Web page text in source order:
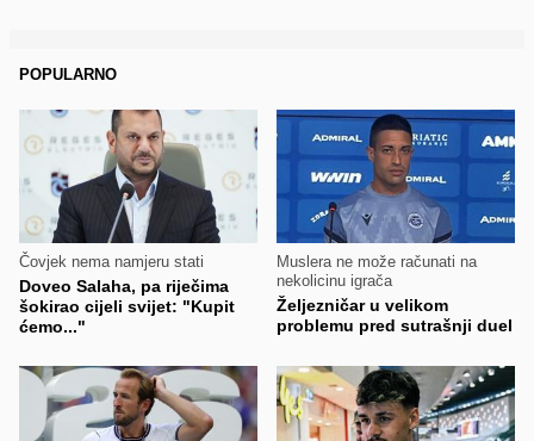
POPULARNO
Čovjek nema namjeru stati
Doveo Salaha, pa riječima
šokirao cijeli svijet: "Kupit
ćemo..."
Muslera ne može računati na
nekolicinu igrača
Željezničar u velikom
problemu pred sutrašnji duel